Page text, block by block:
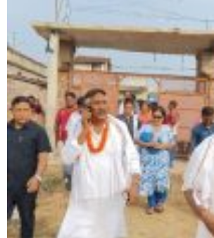
सिराहा-२ मा संजय यादव भिड्ने !